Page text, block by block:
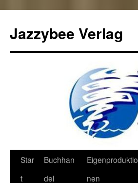
Jazzybee Verlag
Zum
Inhalt
Star
t
Buchhan
del
Eigenproduktio
nen